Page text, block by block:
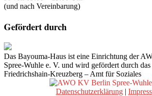
(und nach Vereinbarung)
Gefördert durch
Das Bayouma-Haus ist eine Einrichtung der
Spree-Wuhle e. V. und wird gefördert durch
Friedrichshain-Kreuzberg – Amt für Soziales
Datenschutzerklärung |